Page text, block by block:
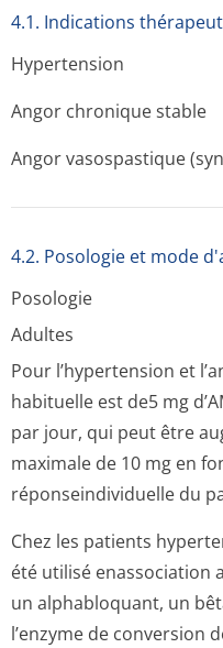
4.1. Indications
Hypertension
Angor chronique stable
Angor vasospastique
4.2. Posologie et mode
Posologie
Adultes
Pour l’hypertension et
habituelle est de5 mg
par jour, qui peut être
maximale de 10 mg en
réponseindividuelle du
Chez les patients
été utilisé enassociation
un alphabloquant, un
l’enzyme de conversion